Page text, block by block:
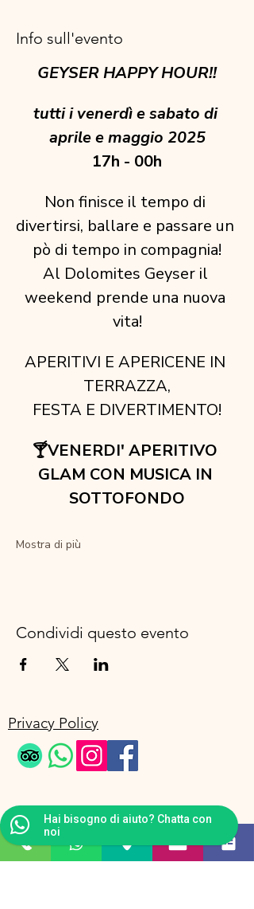
Info sull'evento
GEYSER HAPPY HOUR!!
tutti i venerdì e sabato di
aprile e maggio 2025
17h - 00h
Non finisce il tempo di
divertirsi, ballare e passare un
pò di tempo in compagnia!
Al Dolomites Geyser il
weekend prende una nuova
vita!
APERITIVI E APERICENE IN
TERRAZZA,
FESTA E DIVERTIMENTO!
🍸VENERDI' APERITIVO
GLAM CON MUSICA IN
SOTTOFONDO
Mostra di più
Condividi questo evento
Privacy Policy
Hai bisogno di aiuto? Chatta con
noi